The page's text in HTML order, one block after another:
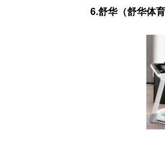
6.舒华（舒华体